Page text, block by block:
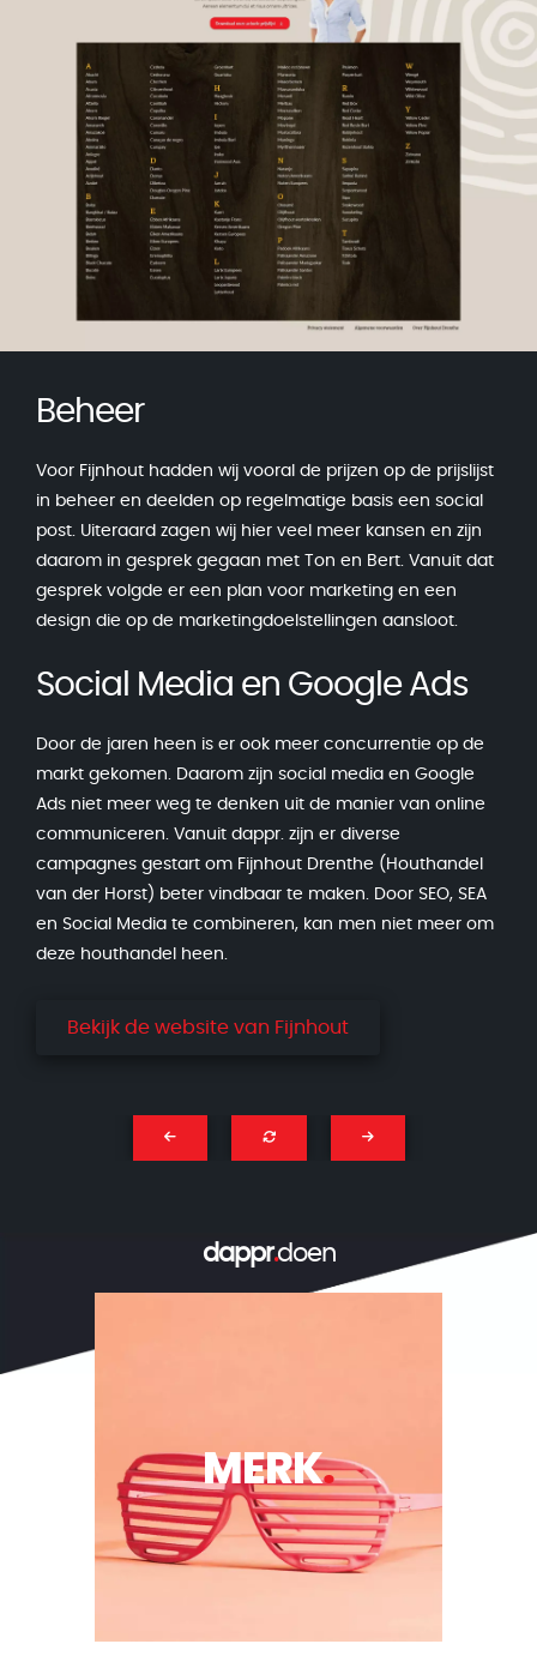
Beheer
Voor Fijnhout hadden wij vooral de prijzen op de prijslijst
in beheer en deelden op regelmatige basis een social
post. Uiteraard zagen wij hier veel meer kansen en zijn
daarom in gesprek gegaan met Ton en Bert. Vanuit dat
gesprek volgde er een plan voor marketing en een
design die op de marketingdoelstellingen aansloot.
Social Media en Google Ads
Door de jaren heen is er ook meer concurrentie op de
markt gekomen. Daarom zijn social media en Google
Ads niet meer weg te denken uit de manier van online
communiceren. Vanuit dappr. zijn er diverse
campagnes gestart om Fijnhout Drenthe (Houthandel
van der Horst) beter vindbaar te maken. Door SEO, SEA
en Social Media te combineren, kan men niet meer om
deze houthandel heen.
Bekijk de website van Fijnhout
dappr.doen
MERK.